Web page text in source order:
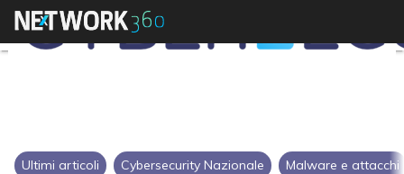
Ultimi articoli Cybersecurity Nazionale Malware e attacchi